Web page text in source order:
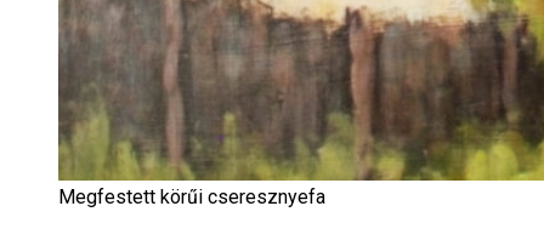
Megfestett körűi cseresznyefa